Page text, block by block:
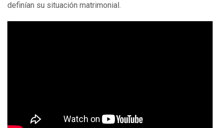
definían su situación matrimonial.